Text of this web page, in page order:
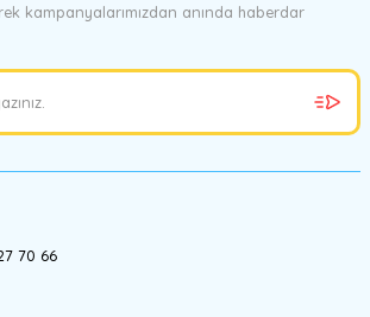
kampanyalarımızdan anında haberdar
70 66